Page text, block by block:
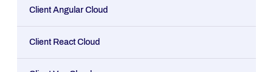
Client Angular Cloud
Client React Cloud